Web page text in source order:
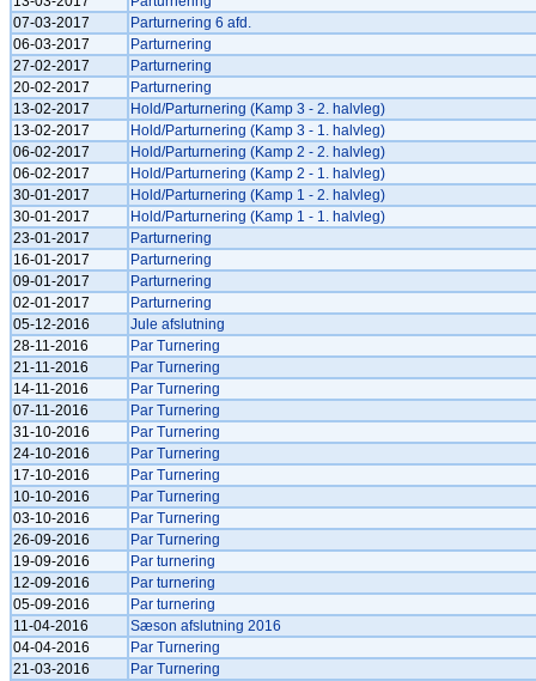
07-03-2017
Parturnering 6 afd.
06-03-2017
Parturnering
27-02-2017
Parturnering
20-02-2017
Parturnering
13-02-2017
Hold/Parturnering (Kamp 3 - 2. halvleg)
13-02-2017
Hold/Parturnering (Kamp 3 - 1. halvleg)
06-02-2017
Hold/Parturnering (Kamp 2 - 2. halvleg)
06-02-2017
Hold/Parturnering (Kamp 2 - 1. halvleg)
30-01-2017
Hold/Parturnering (Kamp 1 - 2. halvleg)
30-01-2017
Hold/Parturnering (Kamp 1 - 1. halvleg)
23-01-2017
Parturnering
16-01-2017
Parturnering
09-01-2017
Parturnering
02-01-2017
Parturnering
05-12-2016
Jule afslutning
28-11-2016
Par Turnering
21-11-2016
Par Turnering
14-11-2016
Par Turnering
07-11-2016
Par Turnering
31-10-2016
Par Turnering
24-10-2016
Par Turnering
17-10-2016
Par Turnering
10-10-2016
Par Turnering
03-10-2016
Par Turnering
26-09-2016
Par Turnering
19-09-2016
Par turnering
12-09-2016
Par turnering
05-09-2016
Par turnering
11-04-2016
Sæson afslutning 2016
04-04-2016
Par Turnering
21-03-2016
Par Turnering